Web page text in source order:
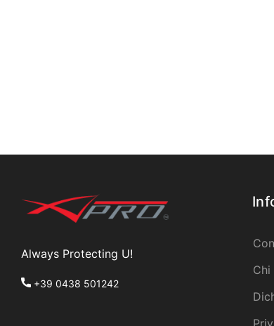
Always Protecting U!
+39 0438 501242
Chi